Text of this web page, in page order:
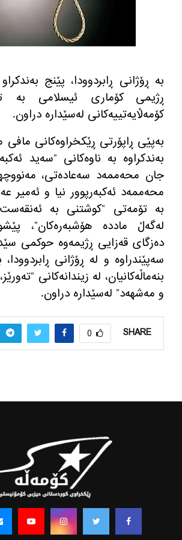
بە ڕۆژانی ڕابردوودا، پێنج
ڕژیمی کۆماری ئیسلامی بە
کۆمەڵایەتییەکانی لەسێدارە دراون.
بەپێی ڕاپۆرتی ڕێکخراوەکانی
بەندکراوە بە ناوەکانی “سەید
جان محەممەد سەعادەتی،
محەممەد ئەکبەرپوور نیا و ئەمیر
بە تۆمەتی “کوشتنی بە
لەگەڵ ماددە هۆشبەرەکان”،
دەزگای قەزایی ڕژیمەوە حوکمی
سەپێندراوە و لە ڕۆژانی
بنەماڵەکانیان، لە زیندانەکانی
و مەشهەد” لەسێدارە دراون.
SHARE
0